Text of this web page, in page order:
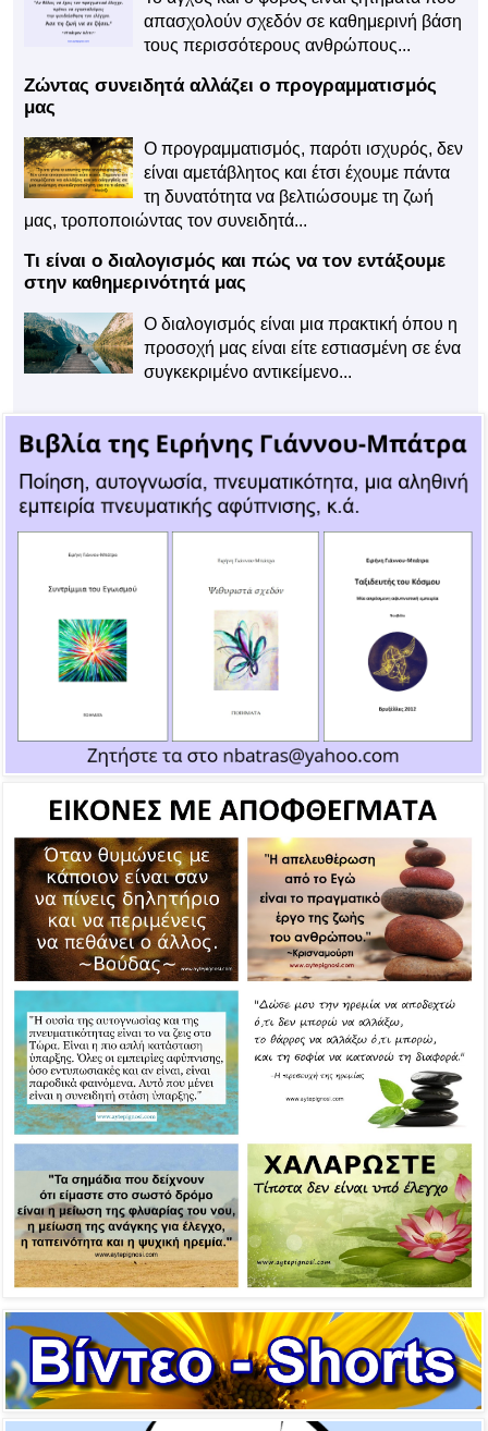
απασχολούν σχεδόν σε καθημερινή βάση
τους περισσότερους ανθρώπους...
Ζώντας συνειδητά αλλάζει ο προγραμματισμός
μας
Ο προγραμματισμός, παρότι ισχυρός, δεν
είναι αμετάβλητος και έτσι έχουμε πάντα
τη δυνατότητα να βελτιώσουμε τη ζωή
μας, τροποποιώντας τον συνειδητά...
Τι είναι ο διαλογισμός και πώς να τον εντάξουμε
στην καθημερινότητά μας
Ο διαλογισμός είναι μια πρακτική όπου η
προσοχή μας είναι είτε εστιασμένη σε ένα
συγκεκριμένο αντικείμενο...